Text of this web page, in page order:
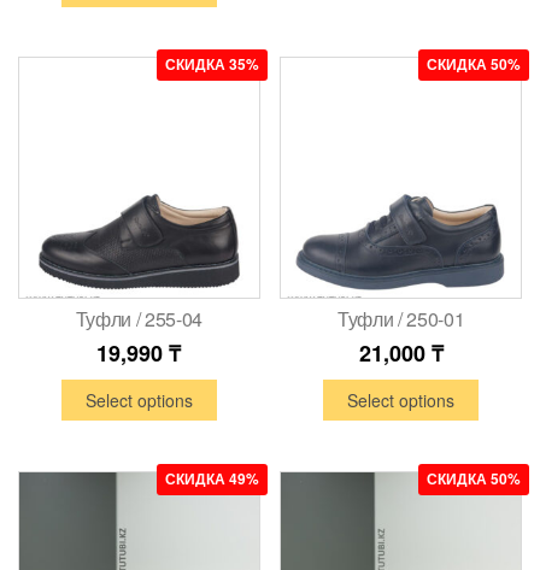
СКИДКА 35%
Туфли / 255-04
19,990₸
Select options
СКИДКА 50%
Туфли / 250-01
21,000₸
Select options
СКИДКА 49% СКИДКА 50%